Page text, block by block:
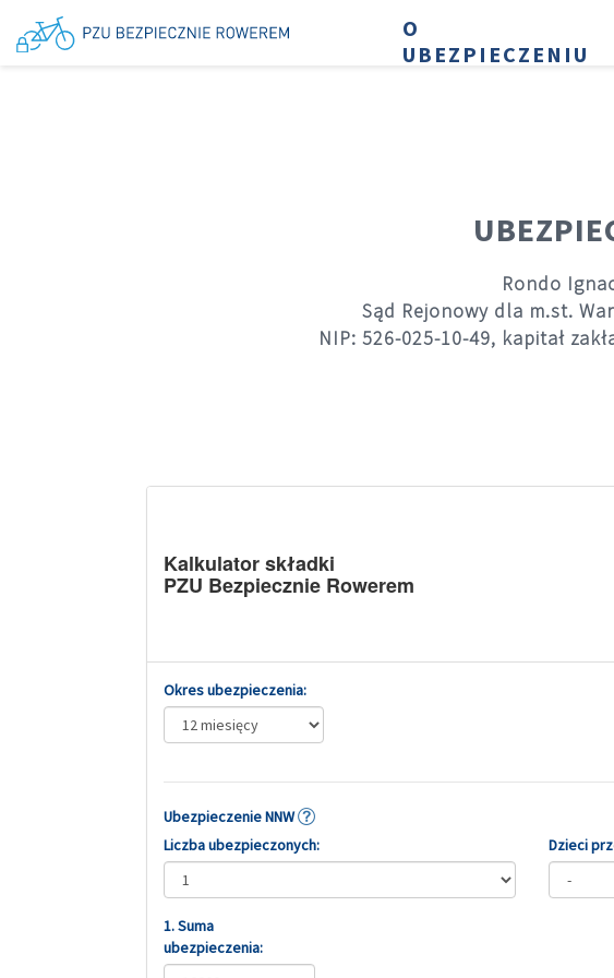
O
UBEZPIECZENIU
Rondo
Sąd Rejonowy dla m.st.
NIP: 526-025-10-49, kapitał
Kalkulator składki
PZU Bezpiecznie Rowerem
Okres ubezpieczenia:
Ubezpieczenie NNW
Liczba ubezpieczonych:
1. Suma
ubezpieczenia:
Dzieci